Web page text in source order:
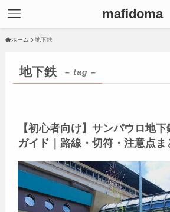
mafidoma
ホーム 地下鉄
地下鉄 – tag –
【初心者向け】サンパウロ地
ガイド｜路線・切符・注意点ま